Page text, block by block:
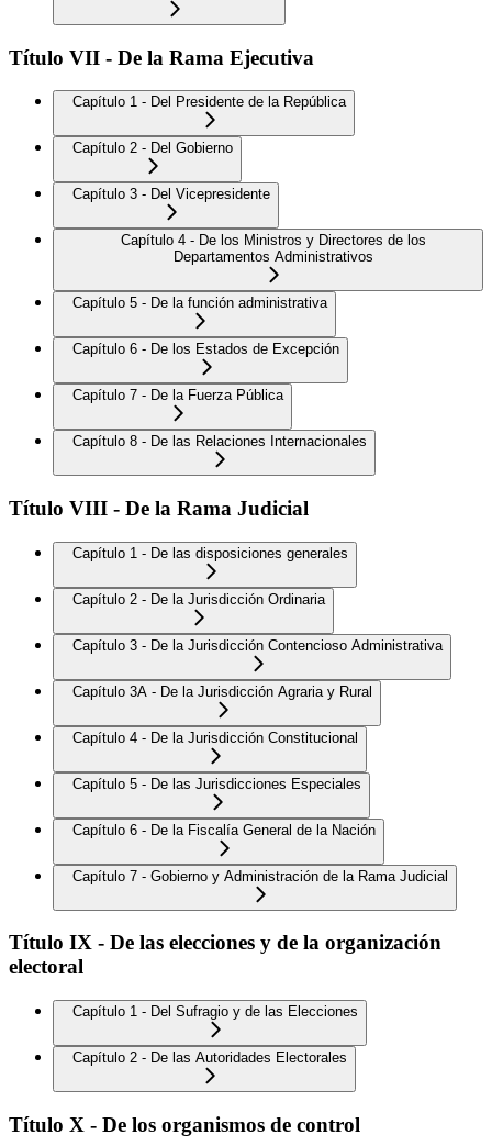
Título VII - De la Rama Ejecutiva
Capítulo 1 - Del Presidente de la República
Capítulo 2 - Del Gobierno
Capítulo 3 - Del Vicepresidente
Capítulo 4 - De los Ministros y Directores de los
Departamentos Administrativos
Capítulo 5 - De la función administrativa
Capítulo 6 - De los Estados de Excepción
Capítulo 7 - De la Fuerza Pública
Capítulo 8 - De las Relaciones Internacionales
Título VIII - De la Rama Judicial
Capítulo 1 - De las disposiciones generales
Capítulo 2 - De la Jurisdicción Ordinaria
Capítulo 3 - De la Jurisdicción Contencioso Administrativa
Capítulo 3A - De la Jurisdicción Agraria y Rural
Capítulo 4 - De la Jurisdicción Constitucional
Capítulo 5 - De las Jurisdicciones Especiales
Capítulo 6 - De la Fiscalía General de la Nación
Capítulo 7 - Gobierno y Administración de la Rama Judicial
Título IX - De las elecciones y de la organización
electoral
Capítulo 1 - Del Sufragio y de las Elecciones
Capítulo 2 - De las Autoridades Electorales
Título X - De los organismos de control